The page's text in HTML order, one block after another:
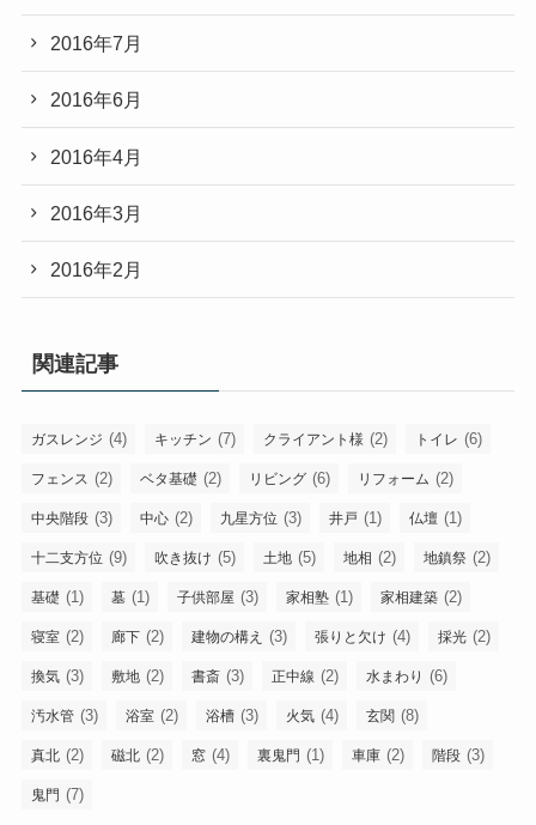
2016年7月
2016年6月
2016年4月
2016年3月
2016年2月
関連記事
ガスレンジ (4) キッチン (7) クライアント様 (2) トイレ (6)
フェンス (2) ベタ基礎 (2) リビング (6) リフォーム (2)
中央階段 (3) 中心 (2) 九星方位 (3) 井戸 (1) 仏壇 (1)
十二支方位 (9) 吹き抜け (5) 土地 (5) 地相 (2) 地鎮祭 (2)
基礎 (1) 墓 (1) 子供部屋 (3) 家相塾 (1) 家相建築 (2)
寝室 (2) 廊下 (2) 建物の構え (3) 張りと欠け (4) 採光 (2)
換気 (3) 敷地 (2) 書斎 (3) 正中線 (2) 水まわり (6)
汚水管 (3) 浴室 (2) 浴槽 (3) 火気 (4) 玄関 (8)
真北 (2) 磁北 (2) 窓 (4) 裏鬼門 (1) 車庫 (2) 階段 (3)
鬼門 (7)